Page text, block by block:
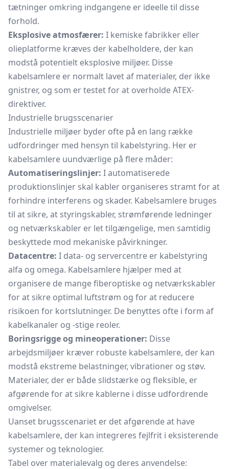
tætninger omkring indgangene er ideelle til disse
forhold.
Eksplosive atmosfærer: I kemiske fabrikker eller
olieplatforme kræves der kabelholdere, der kan
modstå potentielt eksplosive miljøer. Disse
kabelsamlere er normalt lavet af materialer, der ikke
gnistrer, og som er testet for at overholde ATEX-
direktiver.
Industrielle brugsscenarier
Industrielle miljøer byder ofte på en lang række
udfordringer med hensyn til kabelstyring. Her er
kabelsamlere uundværlige på flere måder:
Automatiseringslinjer: I automatiserede
produktionslinjer skal kabler organiseres stramt for at
forhindre interferens og skader. Kabelsamlere bruges
til at sikre, at styringskabler, strømførende ledninger
og netværkskabler er let tilgængelige, men samtidig
beskyttede mod mekaniske påvirkninger.
Datacentre: I data- og servercentre er kabelstyring
alfa og omega. Kabelsamlere hjælper med at
organisere de mange fiberoptiske og netværkskabler
for at sikre optimal luftstrøm og for at reducere
risikoen for kortslutninger. De benyttes ofte i form af
kabelkanaler og -stige reoler.
Boringsrigge og mineoperationer: Disse
arbejdsmiljøer kræver robuste kabelsamlere, der kan
modstå ekstreme belastninger, vibrationer og støv.
Materialer, der er både slidstærke og fleksible, er
afgørende for at sikre kablerne i disse udfordrende
omgivelser.
Uanset brugsscenariet er det afgørende at have
kabelsamlere, der kan integreres fejlfrit i eksisterende
systemer og teknologier.
Tabel over materialevalg og deres anvendelse: